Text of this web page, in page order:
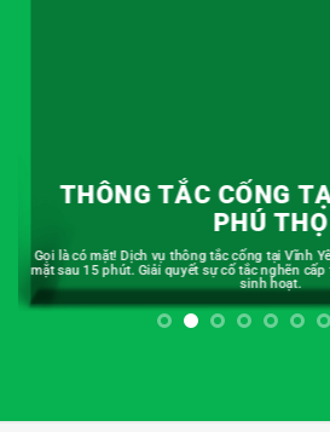
THÔNG TẮC CỐNG
PHÚ THỌ
Gọi là có mặt! Dịch vụ thông tắc cống tại Vĩnh
mặt sau 15 phút. Giải quyết sự cố tắc nghẽn
sinh hoạt.